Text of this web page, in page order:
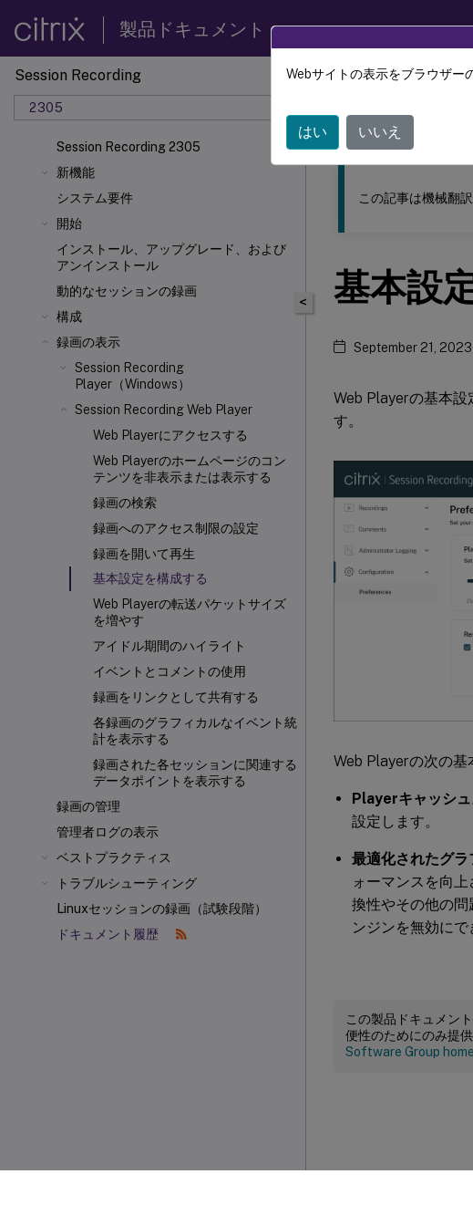
製品ドキュメント
Session Recording
2305
Session Recording 2305
新機能
システム要件
開始
インストール、アップグレード、および
アンインストール
動的なセッションの録画
構成
録画の表示
Session Recording
Player（Windows）
Session Recording Web Player
Web Playerにアクセスする
Web Playerのホームページのコン
テンツを非表示または表示する
録画の検索
録画へのアクセス制限の設定
録画を開いて再生
基本設定を構成する
Web Playerの転送パケットサイズ
を増やす
アイドル期間のハイライト
イベントとコメントの使用
録画をリンクとして共有する
各録画のグラフィカルなイベント統
計を表示する
録画された各セッションに関連する
データポイントを表示する
録画の管理
管理者ログの表示
ベストプラクティス
トラブルシューティング
Linuxセッションの録画（試験段階）
ドキュメント履歴
このコンテンツは動的に機
Session Recording
<
この記事は機械翻
基本設
September 21, 2023
Web Playerの基本
す。
Web Playerの次の基
Playerキャッシュ
設定します。
最適化されたグ
ォーマンスを向
換性やその他の
ンジンを無効にで
この製品ドキュメン
便性のためにのみ提
Software Group home
Webサイトの表示をブラウザー
はい いいえ